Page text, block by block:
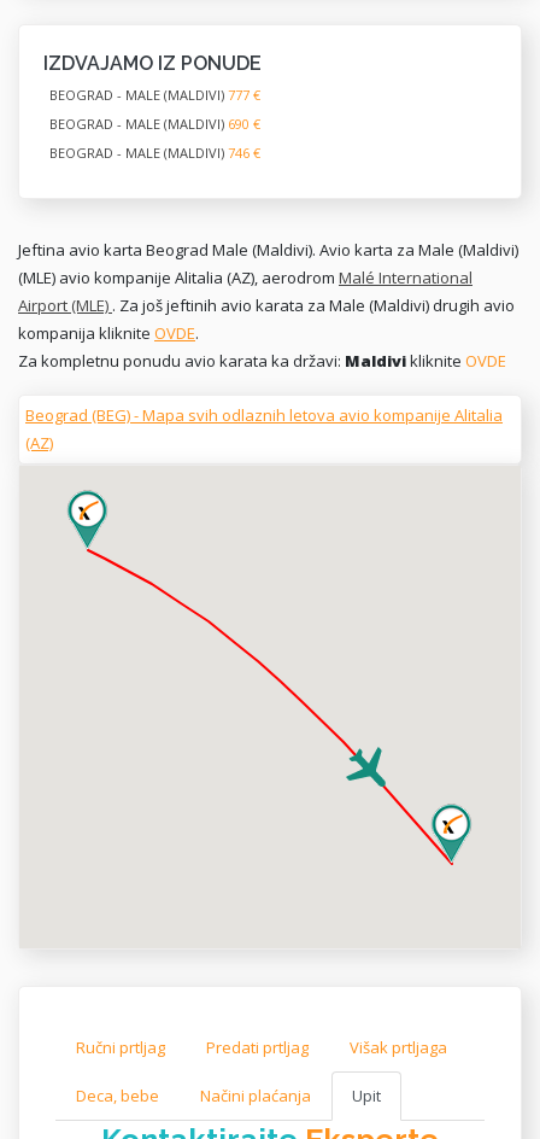
IZDVAJAMO IZ PONUDE
BEOGRAD - MALE (MALDIVI) 777 €
BEOGRAD - MALE (MALDIVI) 690 €
BEOGRAD - MALE (MALDIVI) 746 €
Jeftina avio karta Beograd Male (Maldivi). Avio karta za Male (Maldivi)
(MLE) avio kompanije Alitalia (AZ), aerodrom Malé International
Airport (MLE) . Za još jeftinih avio karata za Male (Maldivi) drugih avio
kompanija kliknite OVDE.
Za kompletnu ponudu avio karata ka državi: Maldivikliknite OVDE
Beograd (BEG) - Mapa svih odlaznih letova avio kompanije Alitalia
(AZ)
Ručni prtljag Predati prtljag Višak prtljaga
Deca, bebe Načini plaćanja Upit